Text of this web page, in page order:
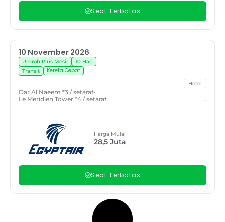
Seat Terbatas
10 November 2026
Umroh Plus Mesir
10 Hari
Transit
Kereta Cepat
Hotel
Dar Al Naeem *3 / setaraf-
Le Meridien Tower *4 / setaraf
-
Harga Mulai
28,5 Juta
Seat Terbatas